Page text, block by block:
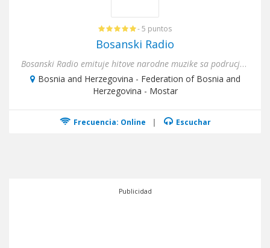
- 5 puntos
Bosanski Radio
Bosanski Radio emituje hitove narodne muzike sa podrucja EX-YU.Najbolja narodna muzika, najbolji ritam!
Bosnia and Herzegovina - Federation of Bosnia and
Herzegovina - Mostar
Frecuencia: Online | Escuchar
Publicidad